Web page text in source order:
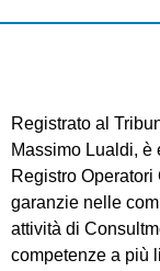
Registrato al
Massimo Lualdi, è
Registro
garanzie nelle
attività di
competenze a più